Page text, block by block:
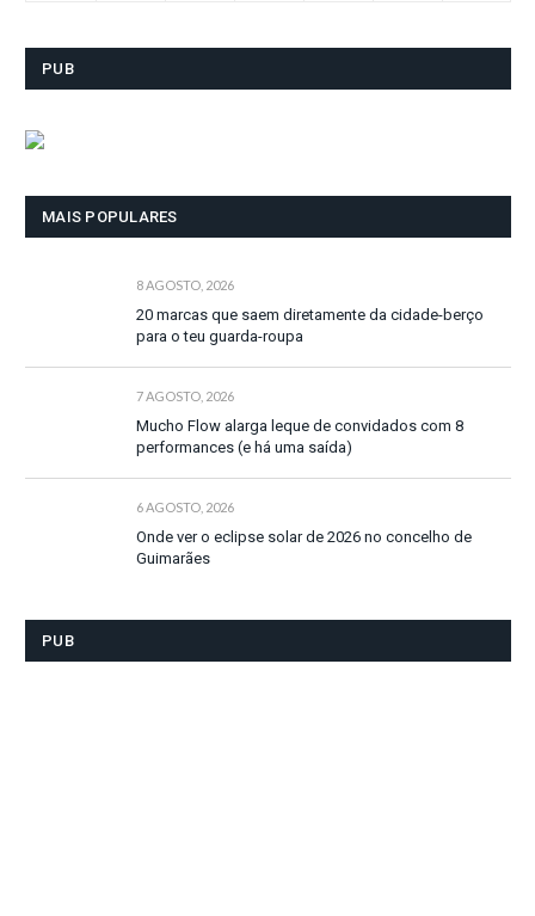
PUB
MAIS POPULARES
8 AGOSTO, 2026
20 marcas que saem diretamente da cidade-berço
para o teu guarda-roupa
7 AGOSTO, 2026
Mucho Flow alarga leque de convidados com 8
performances (e há uma saída)
6 AGOSTO, 2026
Onde ver o eclipse solar de 2026 no concelho de
Guimarães
PUB